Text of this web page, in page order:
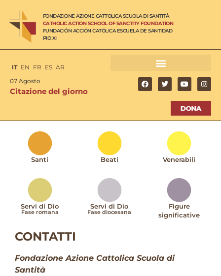
FONDAZIONE AZIONE CATTOLICA SCUOLA DI SANTITÀ
CATHOLIC ACTION SCHOOL OF SANCTITY FOUNDATION
FUNDACIÓN ACCIÓN CATÓLICA ESCUELA DE SANTIDAD
PIO XI
IT EN FR ES AR
07 Agosto
Citazione del giorno
Santi Beati Venerabili
Servi di Dio
Fase romana
Servi di Dio
Fase diocesana
Figure
significative
CONTATTI
Fondazione Azione Cattolica Scuola di
Santità